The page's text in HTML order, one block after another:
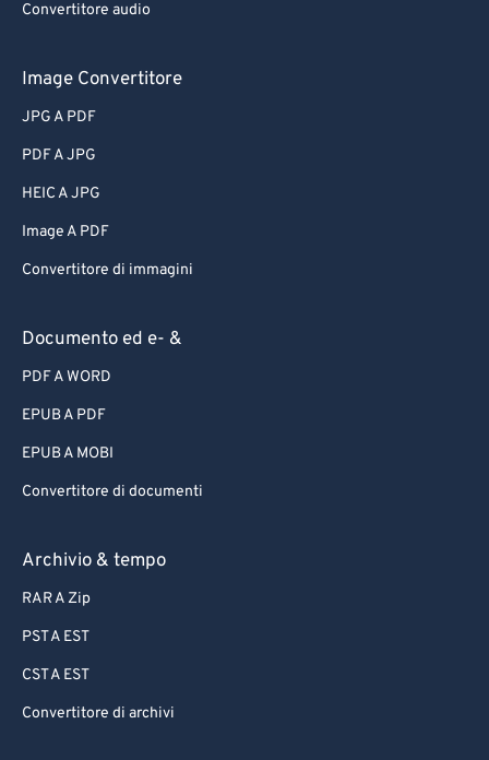
Convertitore audio
Image Convertitore
JPG A PDF
PDF A JPG
HEIC A JPG
Image A PDF
Convertitore di immagini
Documento ed e- &
PDF A WORD
EPUB A PDF
EPUB A MOBI
Convertitore di documenti
Archivio & tempo
RAR A Zip
PST A EST
CST A EST
Convertitore di archivi